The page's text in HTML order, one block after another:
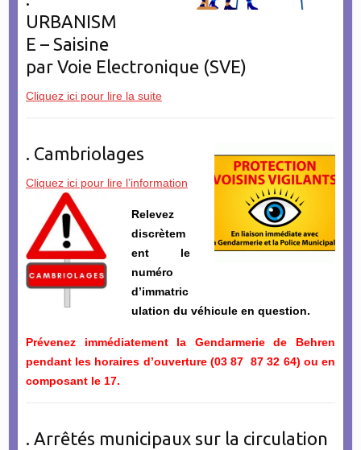
URBANISM
E – Saisine
par Voie Electronique (SVE)
Cliquez ici pour lire la suite
. Cambriolages
Cliquez ici pour lire l’information
Relevez
discrètem
ent le
numéro
d’immatric
ulation du véhicule en question.
Prévenez immédiatement la Gendarmerie de Behren
pendant les horaires d’ouverture (03 87 87 32 64) ou en
composant le 17.
. Arrêtés municipaux sur la circulation